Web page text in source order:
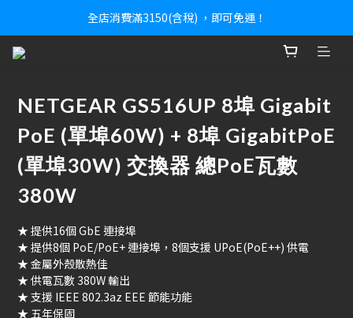
全店消費滿3150(含稅) ，即可免運！
NETGEAR GS516UP 8埠 Gigabit
PoE (單埠60W) + 8埠 GigabitPoE
(單埠30W) 交換器 總PoE瓦數
380W
★ 提供16個 GbE 連接埠
★ 提供8個 PoE/PoE+ 連接埠，8個支援 UPoE(PoE++) 供電
★ 金屬外殼散熱佳
★ 供電瓦數 380W 輸出
★ 支援 IEEE 802.3az EEE 節能功能
★ 五年保固